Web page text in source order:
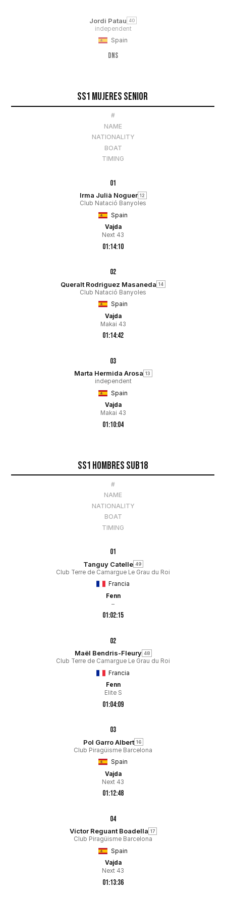
Jordi Patau 40
independent
Spain
DNS
SS1 Mujeres Senior
#
NAME
NATIONALITY
BOAT
TIMING
01
Irma Julià Noguer 12
Club Natació Banyoles
Spain
Vajda
Next 43
01:14:10
02
Queralt Rodriguez Masaneda 14
Club Natació Banyoles
Spain
Vajda
Makai 43
01:14:42
03
Marta Hermida Arosa 13
independent
Spain
Vajda
Makai 43
01:10:04
SS1 HombRes Sub18
#
NAME
NATIONALITY
BOAT
TIMING
01
Tanguy Catelle 49
Club Terre de Camargue Le Grau du Roi
Francia
Fenn
–
01:02:15
02
Maël Bendris-Fleury 48
Club Terre de Camargue Le Grau du Roi
Francia
Fenn
Elite S
01:04:09
03
Pol Garro Albert 16
Club Piragüisme Barcelona
Spain
Vajda
Next 43
01:12:48
04
Víctor Reguant Boadella 17
Club Piragüisme Barcelona
Spain
Vajda
Next 43
01:13:36